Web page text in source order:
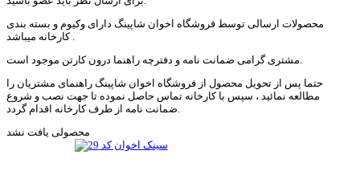
محصولات ارسالی توسط فروشگاه اخوان شاپینگ دارای وکیوم و بسته بندی
کارخانه میباشد .
حتما پس از تحویل محصول از فروشگاه اخوان شاپینگ راهنمای مشتریان را
مطالعه نمائید ، سپس با کارخانه تماس حاصل نموده تا جهت نصب و شروع
محصولی یافت نشد